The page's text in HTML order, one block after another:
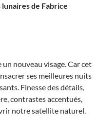
de Fabrice
un nouveau visage. Car cet
ses meilleures nuits
Finesse des détails,
contrastes accentués,
notre satellite naturel.